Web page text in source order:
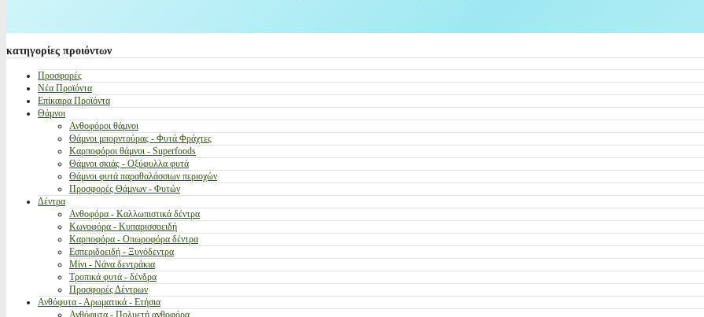
κατηγορίες προιόντων
Προσφορές
Νέα Προϊόντα
Επίκαιρα Προϊόντα
Θάμνοι
Ανθοφόροι θάμνοι
Θάμνοι μπορντούρας - Φυτά Φράχτες
Καρποφόροι θάμνοι - Superfoods
Θάμνοι σκιάς - Οξύφυλλα φυτά
Θάμνοι φυτά παραθαλάσσιων περιοχών
Προσφορές Θάμνων - Φυτών
Δέντρα
Ανθοφόρα - Καλλωπιστικά δέντρα
Κωνοφόρα - Κυπαρισσοειδή
Καρποφόρα - Οπωροφόρα δέντρα
Εσπεριδοειδή - Ξυνόδεντρα
Μίνι - Νάνα δεντράκια
Τροπικά φυτά - δένδρα
Προσφορές Δέντρων
Ανθόφυτα - Αρωματικά - Ετήσια
Ανθόφυτα - Πολυετή ανθοφόρα